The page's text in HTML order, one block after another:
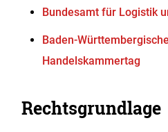
Bundesamt für Logistik
Baden-
Handelskammertag
Rechtsgrundlage